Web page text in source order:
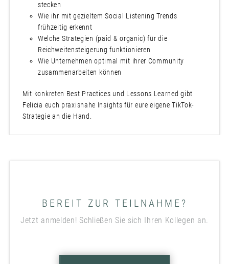
stecken
Wie ihr mit gezieltem Social Listening Trends
frühzeitig erkennt
Welche Strategien (paid & organic) für die
Reichweitensteigerung funktionieren
Wie Unternehmen optimal mit ihrer Community
zusammenarbeiten können
Mit konkreten Best Practices und Lessons Learned gibt
Felicia euch praxisnahe Insights für eure eigene TikTok-
Strategie an die Hand.
BEREIT ZUR TEILNAHME?
Jetzt anmelden! Schließen Sie sich Ihren Kollegen an.